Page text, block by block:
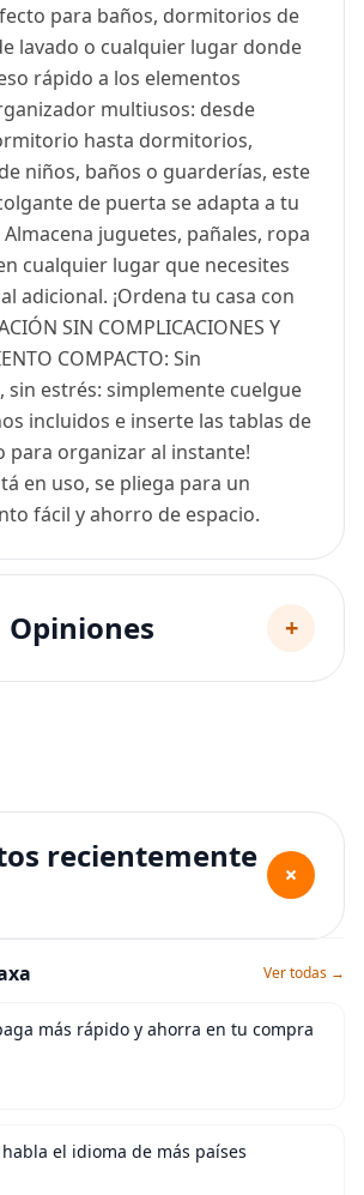
para baños, dormitorios de
lavado o cualquier lugar donde
rápido a los elementos
multiusos: desde
hasta dormitorios,
niños, baños o guarderías, este
de puerta se adapta a tu
juguetes, pañales, ropa
cualquier lugar que necesites
adicional. ¡Ordena tu casa con
SIN COMPLICACIONES Y
COMPACTO: Sin
sin estrés: simplemente cuelgue
incluidos e inserte las tablas de
para organizar al instante!
en uso, se pliega para un
fácil y ahorro de espacio.
Opiniones +
recientemente
+
Ver todas →
más rápido y ahorra en tu compra
habla el idioma de más países